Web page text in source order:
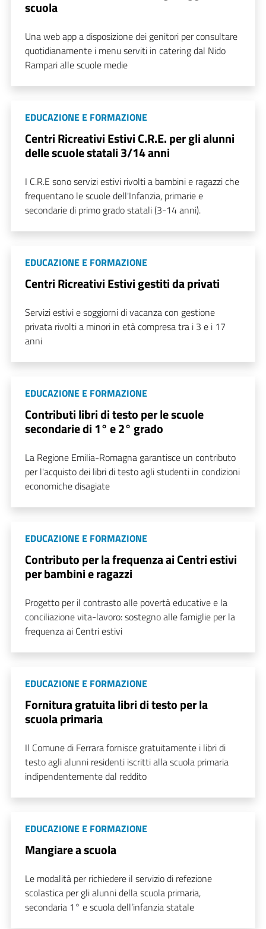
scuola
Una web app a disposizione dei genitori per consultare
quotidianamente i menu serviti in catering dal Nido
Rampari alle scuole medie
EDUCAZIONE E FORMAZIONE
Centri Ricreativi Estivi C.R.E. per gli alunni
delle scuole statali 3/14 anni
I C.R.E sono servizi estivi rivolti a bambini e ragazzi che
frequentano le scuole dell'Infanzia, primarie e
secondarie di primo grado statali (3-14 anni).
EDUCAZIONE E FORMAZIONE
Centri Ricreativi Estivi gestiti da privati
Servizi estivi e soggiorni di vacanza con gestione
privata rivolti a minori in età compresa tra i 3 e i 17
anni
EDUCAZIONE E FORMAZIONE
Contributi libri di testo per le scuole
secondarie di 1° e 2° grado
La Regione Emilia-Romagna garantisce un contributo
per l'acquisto dei libri di testo agli studenti in condizioni
economiche disagiate
EDUCAZIONE E FORMAZIONE
Contributo per la frequenza ai Centri estivi
per bambini e ragazzi
Progetto per il contrasto alle povertà educative e la
conciliazione vita-lavoro: sostegno alle famiglie per la
frequenza ai Centri estivi
EDUCAZIONE E FORMAZIONE
Fornitura gratuita libri di testo per la
scuola primaria
Il Comune di Ferrara fornisce gratuitamente i libri di
testo agli alunni residenti iscritti alla scuola primaria
indipendentemente dal reddito
EDUCAZIONE E FORMAZIONE
Mangiare a scuola
Le modalità per richiedere il servizio di refezione
scolastica per gli alunni della scuola primaria,
secondaria 1° e scuola dell’infanzia statale